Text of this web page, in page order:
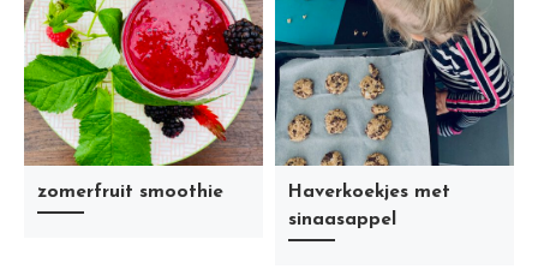
zomerfruit smoothie
Haverkoekjes met
sinaasappel